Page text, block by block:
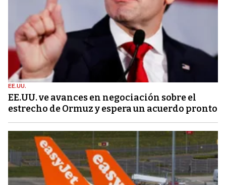
EE.UU.
EE.UU. ve avances en negociación sobre el
estrecho de Ormuz y espera un acuerdo pronto